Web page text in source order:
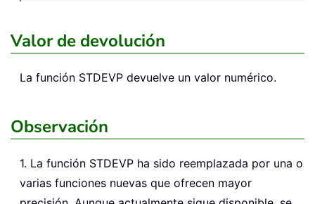
Valor de devolución
La función STDEVP devuelve un valor numérico.
Observación
1. La función STDEVP ha sido reemplazada por una o
varias funciones nuevas que ofrecen mayor